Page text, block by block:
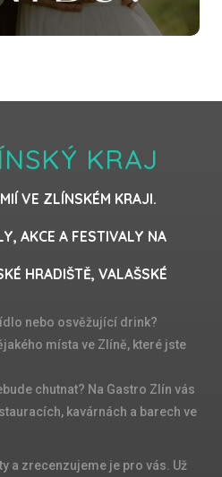
KRAJ
VE ZLÍNSKÉM KRAJI.
AKCE A FESTIVALY NA
HRADIŠTĚ, VALAŠSKÉ
nebo osvěžující drink?
místa ve Zlíně, které jste
chutnat? Na Gastro Zlín vás
kavárnách a barech ve
a zrecenzujeme je pro vás. Už